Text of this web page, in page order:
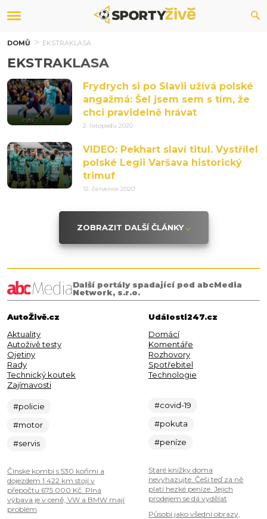
DOMŮ EKSTRAKLASA
EKSTRAKLASA
Frydrych si po Slavii užívá polské
angažmá: Šel jsem sem s tím, že
chci pravidelně hrávat
2. listopadu 2020
VIDEO: Pekhart slaví titul. Vystřílel
polské Legii Varšava historický
trimuf
12. července 2020
ZOBRAZIT DALŠÍ ČLÁNKY
Další portály spadající pod abcMedia
Network, s.r.o.
AutoŽivě.cz
Aktuality
Autoživě testy
Ojetiny
Rady
Technický koutek
Zajímavosti
#policie
#motor
#servis
Čínské kombi s 530 koňmi a
dojezdem 1 422 km stojí v
přepočtu 675 000 Kč. Plná
výbava je v ceně, VW a BMW mají
problém
Události247.cz
Domácí
Komentáře
Rozhovory
Spotřebitel
Technologie
#covid-19
#pokuta
#peníze
Staré knížky doma
nevyhazujte. Češi teď za ně
platí hezké peníze. Jejich
prodejem se dá vydělat
Působí jako všední obrazy,